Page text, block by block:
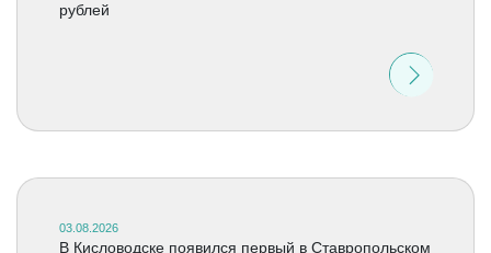
рублей
03.08.2026
В Кисловодске появился первый в Ставропольском